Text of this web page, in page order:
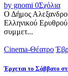
by gnomi 0Σχόλια
Ο Δήμος
Ελληνικού
συμμετ...
Cinema-Θέατρο
Έρχεται το Σάββατο